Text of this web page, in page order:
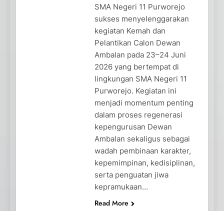
SMA Negeri 11 Purworejo
sukses menyelenggarakan
kegiatan Kemah dan
Pelantikan Calon Dewan
Ambalan pada 23–24 Juni
2026 yang bertempat di
lingkungan SMA Negeri 11
Purworejo. Kegiatan ini
menjadi momentum penting
dalam proses regenerasi
kepengurusan Dewan
Ambalan sekaligus sebagai
wadah pembinaan karakter,
kepemimpinan, kedisiplinan,
serta penguatan jiwa
kepramukaan…
Read More